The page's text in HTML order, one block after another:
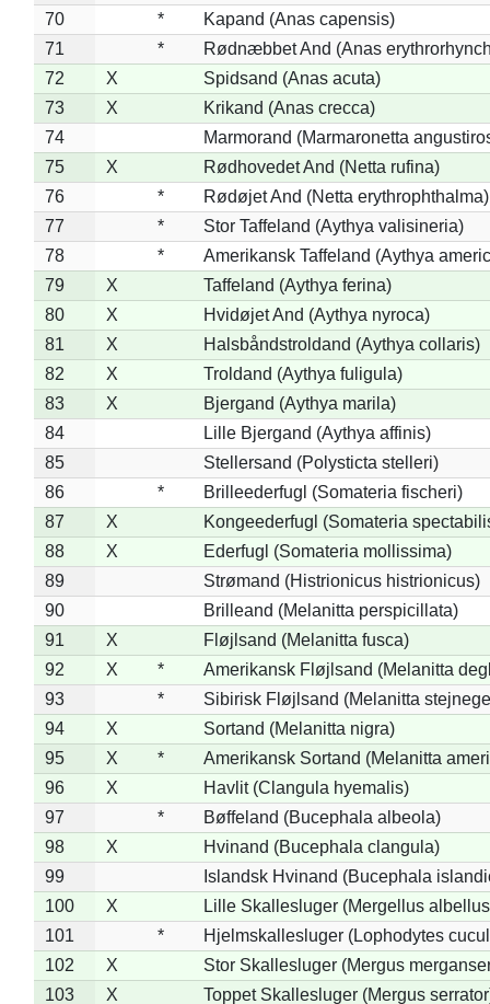
70
*
Kapand (Anas capensis)
71
*
Rødnæbbet And (Anas
72
X
Spidsand (Anas acuta)
73
X
Krikand (Anas crecca)
74
Marmorand (Marmaronetta
75
X
Rødhovedet And (Netta rufina)
76
*
Rødøjet And (Netta erythrophthalma)
77
*
Stor Taffeland (Aythya valisineria)
78
*
Amerikansk Taffeland (Aythya
79
X
Taffeland (Aythya ferina)
80
X
Hvidøjet And (Aythya nyroca)
81
X
Halsbåndstroldand (Aythya collaris)
82
X
Troldand (Aythya fuligula)
83
X
Bjergand (Aythya marila)
84
Lille Bjergand (Aythya affinis)
85
Stellersand (Polysticta stelleri)
86
*
Brilleederfugl (Somateria fischeri)
87
X
Kongeederfugl (Somateria
88
X
Ederfugl (Somateria mollissima)
89
Strømand (Histrionicus histrionicus)
90
Brilleand (Melanitta perspicillata)
91
X
Fløjlsand (Melanitta fusca)
92
X *
Amerikansk Fløjlsand (Melanitta
93
*
Sibirisk Fløjlsand (Melanitta
94
X
Sortand (Melanitta nigra)
95
X *
Amerikansk Sortand (Melanitta
96
X
Havlit (Clangula hyemalis)
97
*
Bøffeland (Bucephala albeola)
98
X
Hvinand (Bucephala clangula)
99
Islandsk Hvinand (Bucephala
100
X
Lille Skallesluger (Mergellus
101
*
Hjelmskallesluger (Lophodytes
102
X
Stor Skallesluger (Mergus
103
X Toppet Skallesluger (Mergus